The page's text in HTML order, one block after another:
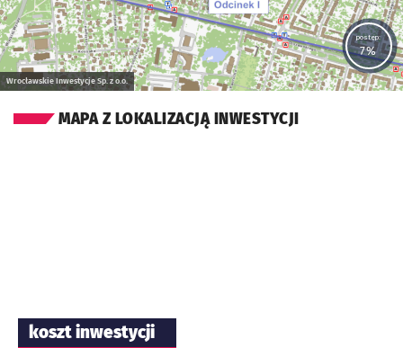
Wrocławskie Inwestycje Sp. z o.o.
postęp:
7%
MAPA Z LOKALIZACJĄ INWESTYCJI
koszt inwestycji